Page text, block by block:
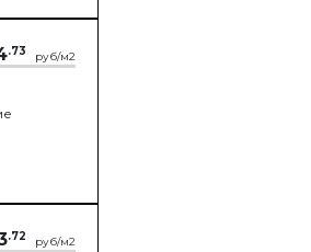
.73 руб/м2
.72 руб/м2